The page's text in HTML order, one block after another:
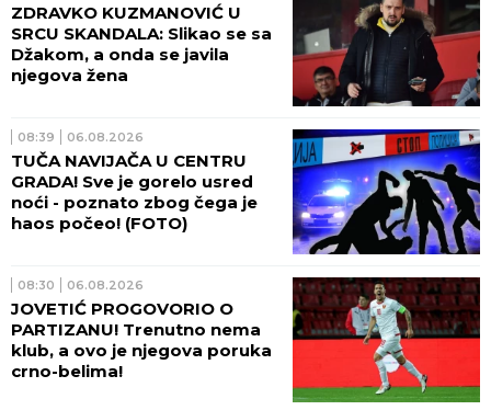
ZDRAVKO KUZMANOVIĆ U
SRCU SKANDALA: Slikao se sa
Džakom, a onda se javila
njegova žena
08:39 06.08.2026
TUČA NAVIJAČA U CENTRU
GRADA! Sve je gorelo usred
noći - poznato zbog čega je
haos počeo! (FOTO)
08:30 06.08.2026
JOVETIĆ PROGOVORIO O
PARTIZANU! Trenutno nema
klub, a ovo je njegova poruka
crno-belima!